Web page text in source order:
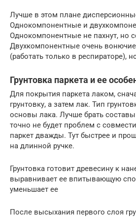
Лучше в этом плане
Однокомпонентные и
Однокомпонентные не пахнут, но
Двухкомпонентные очень
(работать только в респираторе),
Грунтовка паркета и ее
Для покрытия паркета лаком,
грунтовку, а затем лак. Тип
основы лака. Лучше брать
точно не будет проблем с
паркет дважды. Тут быстрее и
на длинной ручке.
Грунтовка готовит древесину к
выравнивает ее впитывающую
уменьшает ее
После высыхания первого слоя